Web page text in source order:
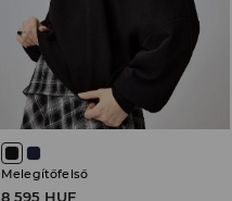
Melegítőfelső
8 595 HUF